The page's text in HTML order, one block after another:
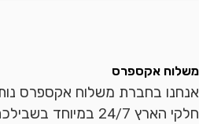
אקספרס
בחברת משלוח אקספרס נותנים
במיוחד בשבילכם!